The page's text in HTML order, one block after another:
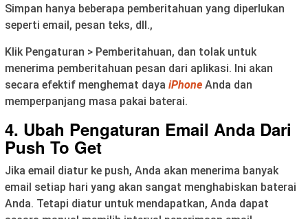
Simpan hanya beberapa pemberitahuan yang diperlukan
seperti email, pesan teks, dll.,
Klik Pengaturan > Pemberitahuan, dan tolak untuk
menerima pemberitahuan pesan dari aplikasi. Ini akan
secara efektif menghemat daya iPhone Anda dan
memperpanjang masa pakai baterai.
4. Ubah Pengaturan Email Anda Dari
Push To Get
Jika email diatur ke push, Anda akan menerima banyak
email setiap hari yang akan sangat menghabiskan baterai
Anda. Tetapi diatur untuk mendapatkan, Anda dapat